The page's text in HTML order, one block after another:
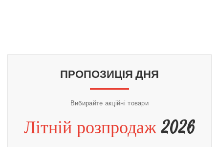
ПРОПОЗИЦІЯ ДНЯ
Вибирайте акційні товари
Літній розпродаж2026